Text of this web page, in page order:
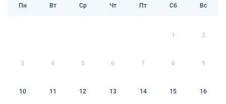
Пн Вт Ср Чт Пт Сб Вс
1 2
3 4 5 6 7 8 9
10 11 12 13 14 15 16